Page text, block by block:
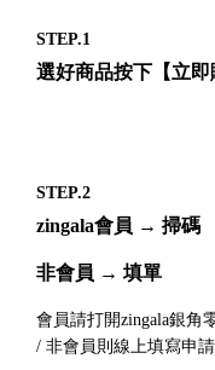
STEP.1
選好商品按下【立即
STEP.2
zingala會員 → 掃碼
非會員 → 填單
會員請打開zingala銀角
/ 非會員則線上填寫申